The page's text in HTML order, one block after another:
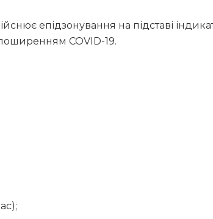
епідзонування на підставі
COVID-19.